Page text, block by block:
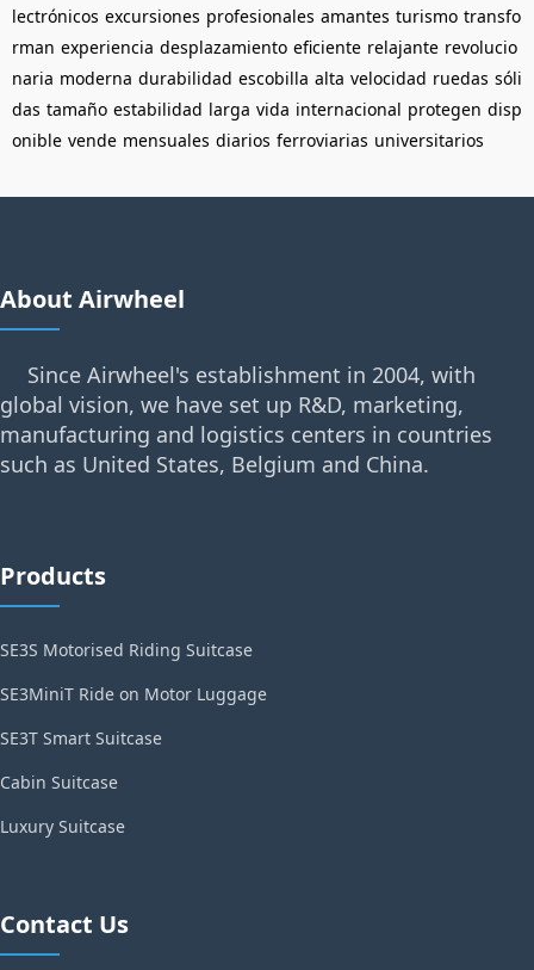
lectrónicos excursiones profesionales amantes turismo transfo
rman experiencia desplazamiento eficiente relajante revolucio
naria moderna durabilidad escobilla alta velocidad ruedas sóli
das tamaño estabilidad larga vida internacional protegen disp
onible vende mensuales diarios ferroviarias universitarios
About Airwheel
Since Airwheel's establishment in 2004, with
global vision, we have set up R&D, marketing,
manufacturing and logistics centers in countries
such as United States, Belgium and China.
Products
SE3S Motorised Riding Suitcase
SE3MiniT Ride on Motor Luggage
SE3T Smart Suitcase
Cabin Suitcase
Luxury Suitcase
Contact Us